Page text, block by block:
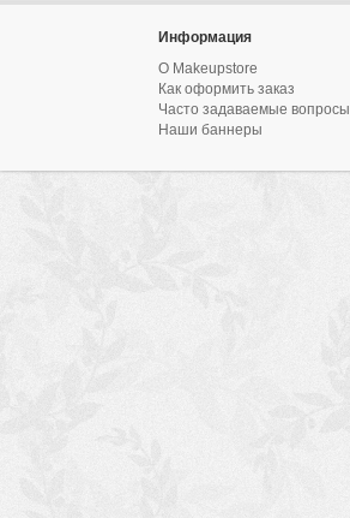
Информация
О Makeupstore
Как оформить заказ
Часто задаваемые вопросы
Наши баннеры